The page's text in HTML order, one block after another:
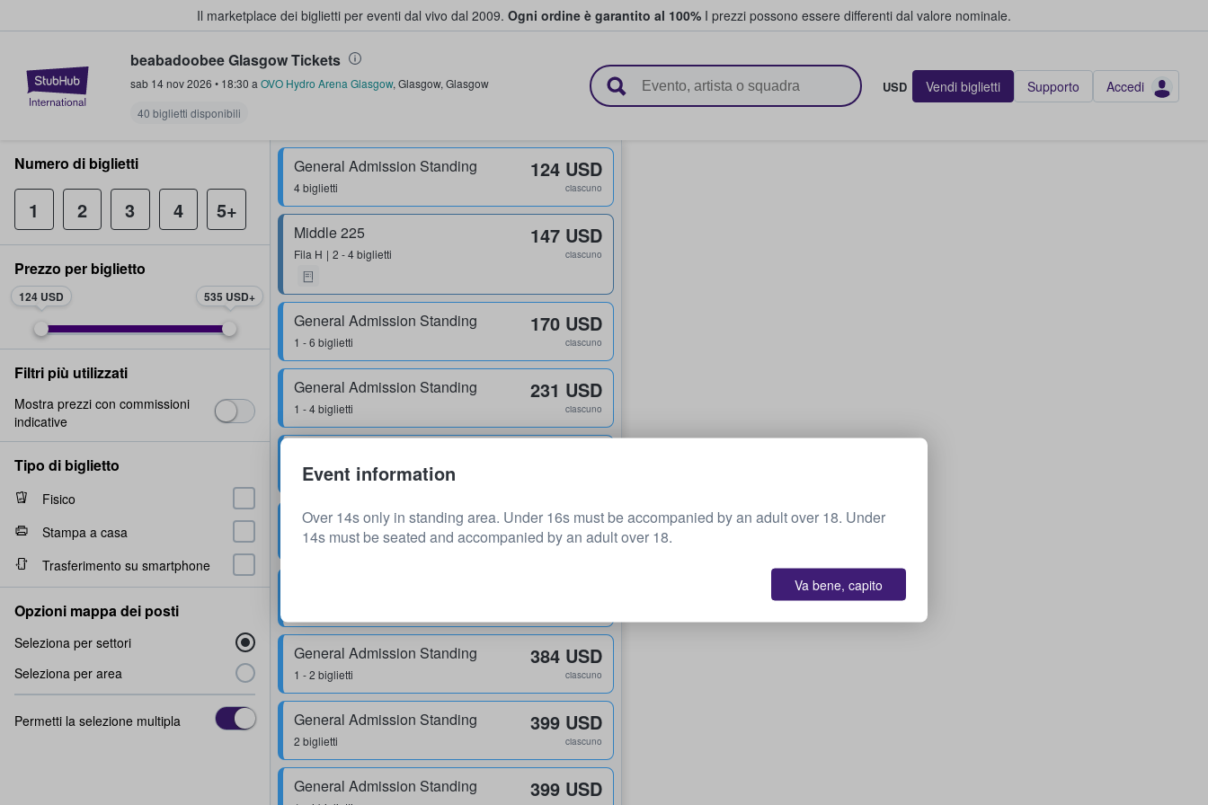
Il marketplace dei biglietti per eventi dal vivo dal 2009. Ogni ordine è garantito al 100% I prezzi possono essere differenti dal valore nominale.
StubHub - Dove i fan comprano e vendono biglietti
beabadoobee Glasgow Tickets
sab 14 nov 2026 • 18:30 a OVO Hydro Arena Glasgow, Glasgow, Glasgow
40 biglietti disponibili
USD Vendi biglietti Supporto Accedi
General Admission Standing
4 biglietti
124 USD
ciascuno
Middle 225
Fila H 2 - 4 biglietti
147 USD
ciascuno
General Admission Standing
1 - 6 biglietti
170 USD
ciascuno
General Admission Standing
1 - 4 biglietti
231 USD
ciascuno
1 biglietto
General Admission Standing
1 biglietto
306 USD
ciascuno
General Admission Standing
1 - 2 biglietti
384 USD
ciascuno
General Admission Standing
2 biglietti
399 USD
ciascuno
General Admission Standing 399 USD
Numero di biglietti
1 2 3 4 5+
Prezzo per biglietto
124 USD 535 USD
Filtri più utilizzati
Mostra prezzi con commissioni
indicative
Tipo di biglietto
Fisico
Stampa a casa
Trasferimento su smartphone
Opzioni mappa dei posti
Seleziona per settori
Seleziona per area
Permetti la selezione multipla
Event information
Over 14s only in standing area. Under 16s must be accompanied by an adult over 18. Under
14s must be seated and accompanied by an adult over 18.
Va bene, capito